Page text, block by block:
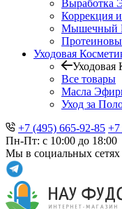
Выработка
Коррекция
Мышечный
Уходовая
Уходовая
Все товары
Масла
Уход за
+7 (495) 665-92-85 +7
Пн-Пт: с 10:00 до 18:00
Мы в социальных сетях